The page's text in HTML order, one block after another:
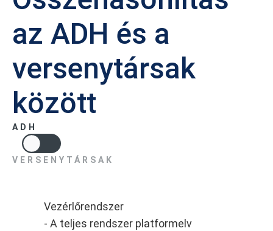
az ADH és a
versenytársak
között
ADH
VERSENYTÁRSAK
Vezérlőrendszer
- A teljes rendszer platformelv